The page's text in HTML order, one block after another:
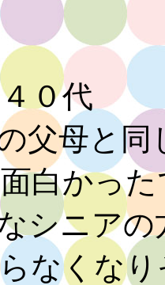
代
同じ年
白かっ
の方は
なくな